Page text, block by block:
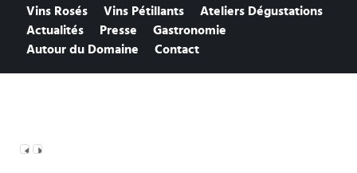
Vins Rosés
Vins Pétillants
Ateliers Dégustations
Actualités
Presse
Gastronomie
Autour du Domaine
Contact